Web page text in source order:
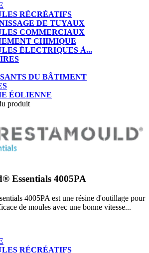
RÉCRÉATIFS
DE TUYAUX
COMMERCIAUX
CHIMIQUE
ÉLECTRIQUES À...
DU BÂTIMENT
ÉOLIENNE
produit
Essentials 4005PA
4005PA est une résine d'outillage pour
de moules avec une bonne vitesse...
RÉCRÉATIFS